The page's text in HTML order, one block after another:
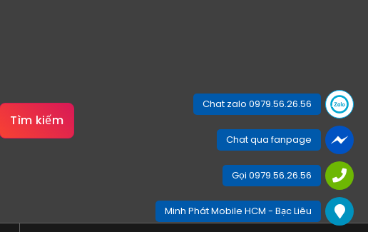
Tìm kiếm
Chat zalo 0979.56.26.56
Chat qua fanpage
Gọi 0979.56.26.56
Minh Phát Mobile HCM - Bạc Liêu